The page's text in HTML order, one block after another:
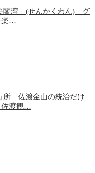
閣湾」(せんかくわん) グ
楽…
所 佐渡金山の統治だけ
佐渡観…